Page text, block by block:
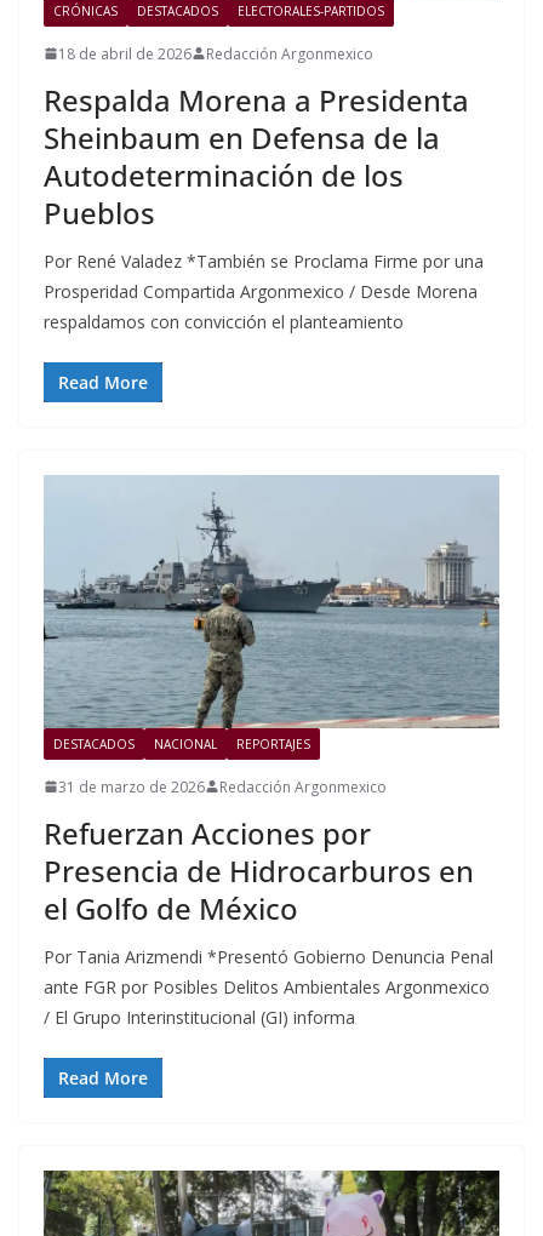
CRÓNICAS DESTACADOS ELECTORALES-PARTIDOS
18 de abril de 2026 Redacción Argonmexico
Respalda Morena a Presidenta
Sheinbaum en Defensa de la
Autodeterminación de los
Pueblos
Por René Valadez *También se Proclama Firme por una
Prosperidad Compartida Argonmexico / Desde Morena
respaldamos con convicción el planteamiento
Read More
DESTACADOS NACIONAL REPORTAJES
31 de marzo de 2026 Redacción Argonmexico
Refuerzan Acciones por
Presencia de Hidrocarburos en
el Golfo de México
Por Tania Arizmendi *Presentó Gobierno Denuncia Penal
ante FGR por Posibles Delitos Ambientales Argonmexico
/ El Grupo Interinstitucional (GI) informa
Read More